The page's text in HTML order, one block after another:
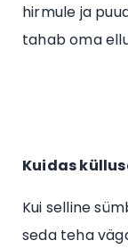
hirmule ja
tahab oma
Kuidas
Kui selline
seda teha